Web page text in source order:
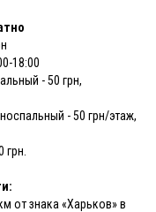
18:00
- 50 грн,
- 50 грн/этаж,
от знака «Харьков» в